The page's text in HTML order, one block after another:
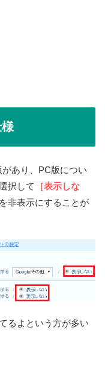
あり、PC版につい
択して
［表示しな
非表示にすることが
るよという方が多い